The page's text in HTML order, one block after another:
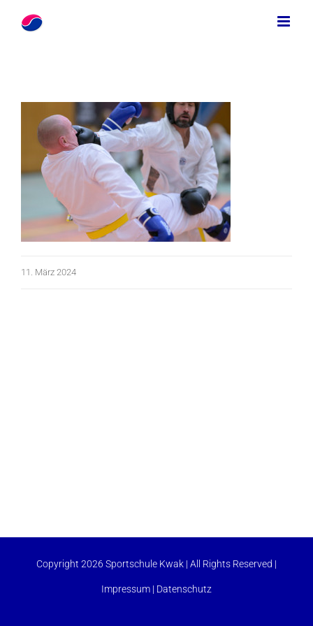
Zum
Inhalt
11. März 2024
Copyright 2026 Sportschule Kwak | All Rights Reserved |
Impressum | Datenschutz